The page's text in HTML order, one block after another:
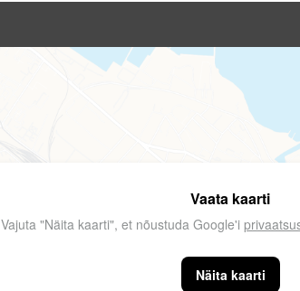
Vaata kaarti
Vajuta "Näita kaarti", et nõustuda Google'i
Näita kaarti